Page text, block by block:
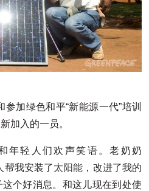
加绿色和平“新能源一代”培训
加入的一员。
年轻人们欢声笑语。老奶奶
帮我安装了太阳能 ，改进了我的
个好消息。和这儿现在到处使